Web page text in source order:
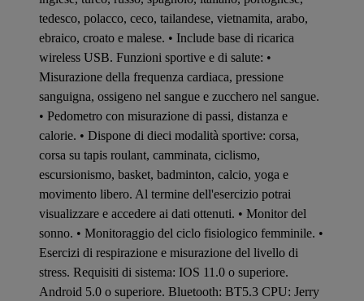
tedesco, polacco, ceco, tailandese, vietnamita, arabo,
ebraico, croato e malese. • Include base di ricarica
wireless USB. Funzioni sportive e di salute: •
Misurazione della frequenza cardiaca, pressione
sanguigna, ossigeno nel sangue e zucchero nel sangue.
• Pedometro con misurazione di passi, distanza e
calorie. • Dispone di dieci modalità sportive: corsa,
corsa su tapis roulant, camminata, ciclismo,
escursionismo, basket, badminton, calcio, yoga e
movimento libero. Al termine dell'esercizio potrai
visualizzare e accedere ai dati ottenuti. • Monitor del
sonno. • Monitoraggio del ciclo fisiologico femminile. •
Esercizi di respirazione e misurazione del livello di
stress. Requisiti di sistema: IOS 11.0 o superiore.
Android 5.0 o superiore. Bluetooth: BT5.3 CPU: Jerry